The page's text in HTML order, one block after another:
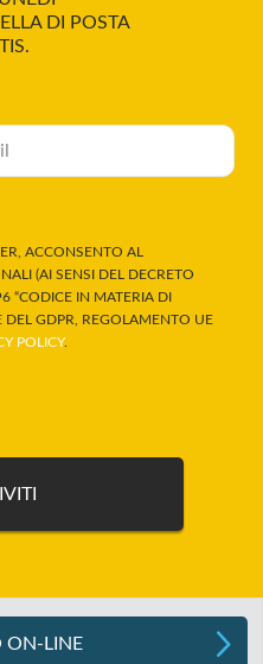
DI POSTA
ACCONSENTO AL
(AI SENSI DEL DECRETO
“CODICE IN MATERIA DI
DEL GDPR, REGOLAMENTO UE
POLICY.
ON-LINE